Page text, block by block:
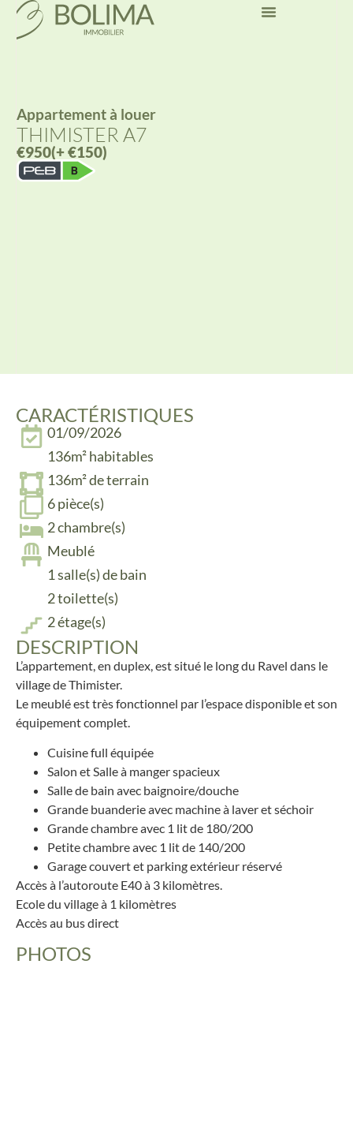
Appartementà louer
THIMISTER A7
€950(+ €150)
CARACTÉRISTIQUES
01/09/2026
136m² habitables
136m² de terrain
6 pièce(s)
2 chambre(s)
Meublé
1 salle(s) de bain
2 toilette(s)
2 étage(s)
DESCRIPTION
L’appartement, en duplex, est situé le long du Ravel dans le
village de Thimister.
Le meublé est très fonctionnel par l’espace disponible et son
équipement complet.
Cuisine full équipée
Salon et Salle à manger spacieux
Salle de bain avec baignoire/douche
Grande buanderie avec machine à laver et séchoir
Grande chambre avec 1 lit de 180/200
Petite chambre avec 1 lit de 140/200
Garage couvert et parking extérieur réservé
Accès à l’autoroute E40 à 3 kilomètres.
Ecole du village à 1 kilomètres
Accès au bus direct
PHOTOS